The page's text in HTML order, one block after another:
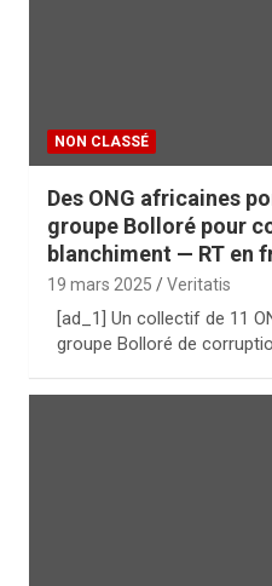
NON CLASSÉ
Des ONG africaines
groupe Bolloré pour
blanchiment — RT en
19 mars 2025 Veritatis
[ad_1] Un collectif de 11
groupe Bolloré de